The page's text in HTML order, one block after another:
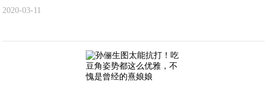
2020-03-11